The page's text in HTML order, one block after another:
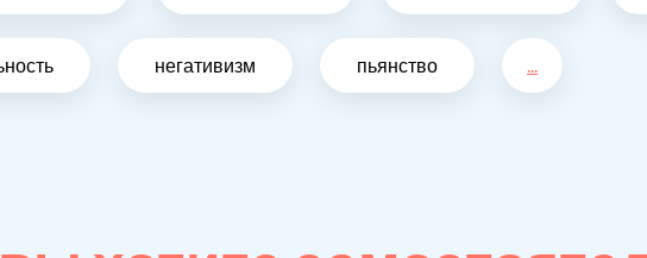
негативизм пьянство ...